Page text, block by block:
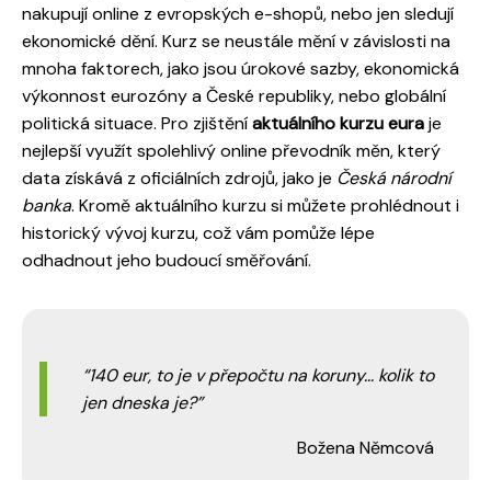
nakupují online z evropských e-shopů, nebo jen sledují
ekonomické dění. Kurz se neustále mění v závislosti na
mnoha faktorech, jako jsou úrokové sazby, ekonomická
výkonnost eurozóny a České republiky, nebo globální
politická situace. Pro zjištěníaktuálního kurzu euraje
nejlepší využít spolehlivý online převodník měn, který
data získává z oficiálních zdrojů, jako je Česká národní
banka. Kromě aktuálního kurzu si můžete prohlédnout i
historický vývoj kurzu, což vám pomůže lépe
odhadnout jeho budoucí směřování.
140 eur, to je v přepočtu na koruny... kolik to
jen dneska je?
Božena Němcová